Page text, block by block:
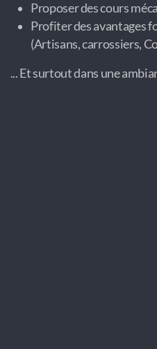
Proposer des cours
Profiter des avantages
(Artisans, carrossiers,
... Et surtout dans une